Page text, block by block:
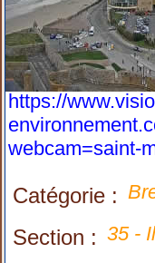
https://
webcam=saint-
Catégorie :
Section : 35 -